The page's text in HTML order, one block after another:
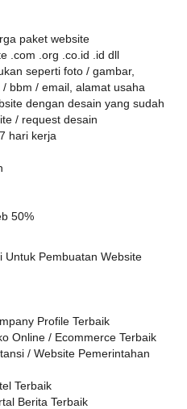
paket website
.com .org .co.id .id dll
seperti foto / gambar,
bbm / email, alamat usaha
dengan desain yang sudah
/ request desain
hari kerja
50%
Untuk Pembuatan Website
Profile Terbaik
Online / Ecommerce Terbaik
/ Website Pemerintahan
Terbaik
Berita Terbaik